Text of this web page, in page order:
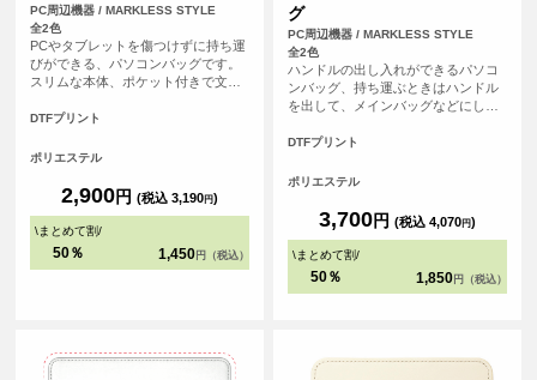
PC周辺機器 / MARKLESS STYLE
全2色
PCやタブレットを傷つけずに持ち運
びができる、パソコンバッグです。
スリムな本体、ポケット付きで文房
す。
DTFプリント
ポリエステル
2,900円 (税込 3,190円)
\まとめて割/
50％ 1,450 円（税込）
グ
PC周辺機器 / MARKLESS STYLE
全2色
ハンドルの出し入れができるパソコ
ンバッグ、持ち運ぶときはハンドル
を出して、メインバッグなどにしま
ができます。うれしい複数の外ポケ
用が可能です。
DTFプリント
ポリエステル
3,700円 (税込 4,070円)
\まとめて割/
50％ 1,850 円（税込）